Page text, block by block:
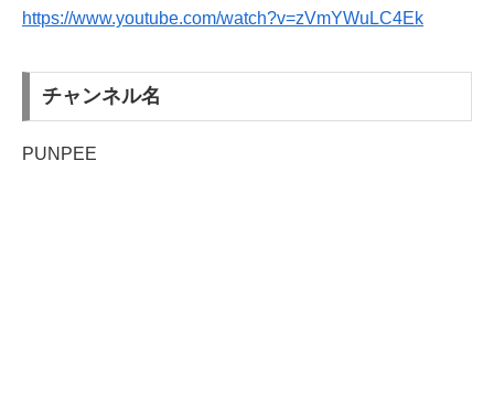
https://www.youtube.com/watch?v=zVmYWuLC4Ek
チャンネル名
PUNPEE